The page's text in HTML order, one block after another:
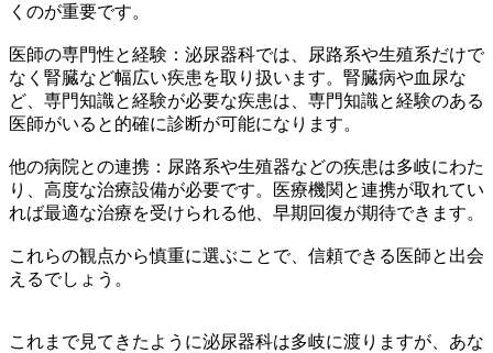
くのが重要です。
医師の専門性と経験：泌尿器科では、尿路系や生殖系だけで
なく腎臓など幅広い疾患を取り扱います。腎臓病や血尿な
ど、専門知識と経験が必要な疾患は、専門知識と経験のある
医師がいると的確に診断が可能になります。
他の病院との連携：尿路系や生殖器などの疾患は多岐にわた
り、高度な治療設備が必要です。医療機関と連携が取れてい
れば最適な治療を受けられる他、早期回復が期待できます。
これらの観点から慎重に選ぶことで、信頼できる医師と出会
えるでしょう。
これまで見てきたように泌尿器科は多岐に渡りますが、あな